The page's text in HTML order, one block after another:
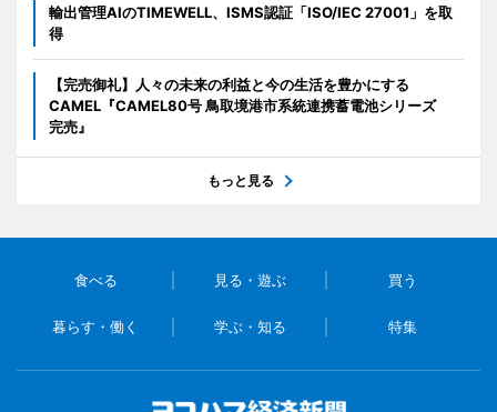
輸出管理AIのTIMEWELL、ISMS認証「ISO/IEC 27001」を取
得
【完売御礼】人々の未来の利益と今の生活を豊かにする
CAMEL『CAMEL80号 鳥取境港市系統連携蓄電池シリーズ
完売』
もっと見る
食べる 見る・遊ぶ 買う
暮らす・働く 学ぶ・知る 特集